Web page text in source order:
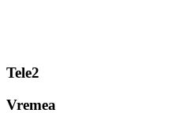
Tele2
Vremea